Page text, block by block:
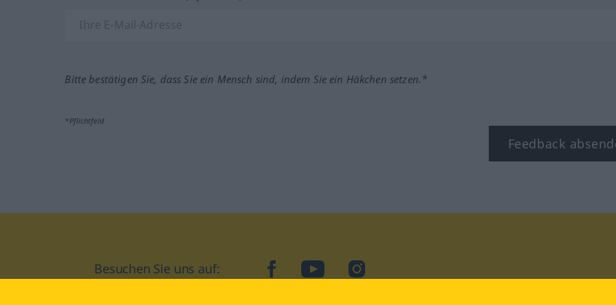
Bitte bestätigen Sie, dass Sie ein Mensch sind, indem Sie ein Häkchen setzen.*
*Pflichtfeld
Feedback
Besuchen Sie uns auf: facebookYouTubeInstagram